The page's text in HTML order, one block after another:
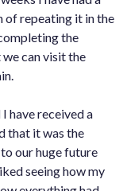
of repeating it in the
the
can visit the
have received a
that it was the
our huge future
seeing how my